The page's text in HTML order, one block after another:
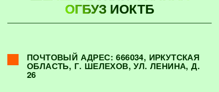
ОГБУЗ ИОКТБ
ПОЧТОВЫЙ АДРЕС: 666034, ИРКУТСКАЯ
ОБЛАСТЬ, Г. ШЕЛЕХОВ, УЛ. ЛЕНИНА, Д.
26